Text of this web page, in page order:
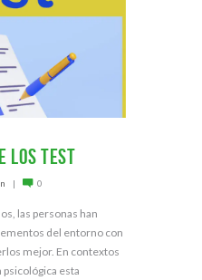
los Test
0
las personas han
del entorno con
mejor. En contextos
esta